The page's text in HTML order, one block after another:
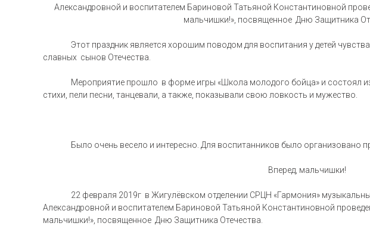
Александровной и воспитателем Бариновой Татьяной Константиновной
мальчишки!», посвященное Дню Защитника
Этот праздник является хорошим поводом для воспитания у детей
славных сынов Отечества.
Мероприятие прошло в форме игры «Школа молодого бойца» и состоял
стихи, пели песни, танцевали, а также, показывали свою ловкость и мужество.
Было очень весело и интересно. Для воспитанников было организовано
Вперед, мальчишки!
22 февраля 2019г в Жигулёвском отделении СРЦН «Гармония»
Александровной и воспитателем Бариновой Татьяной Константиновной
мальчишки!», посвященное Дню Защитника Отечества.